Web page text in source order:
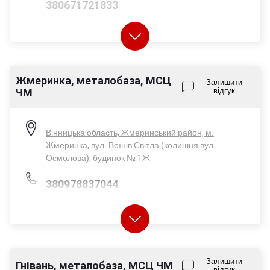
380671721833
Пн-Пт - 08:00-17:00
Жмеринка, металобаза, МСЦ
ЧМ
Залишити
відгук
Вінницька область, Жмеринський район, м.
Жмеринка, вул. Воїнів Світла (колишня вул.
Осмолова), будинок № 1Ж
380978837044
Гнівань, металобаза, МСЦ ЧМ
Залишити